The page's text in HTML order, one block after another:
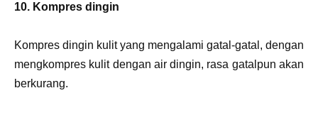
10. Kompres dingin
Kompres dingin kulit yang mengalami gatal-gatal, dengan
mengkompres kulit dengan air dingin, rasa gatalpun akan
berkurang.